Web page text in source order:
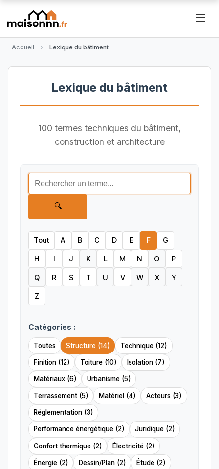
Accueil Lexique du bâtiment
Lexique du bâtiment
100 termes techniques du bâtiment,
construction et architecture
🔍
Tout A B C D E F G
H I J K L M N O P
Q R S T U V W X Y
Z
Catégories :
Toutes Structure (14) Technique (12)
Finition (12) Toiture (10) Isolation (7)
Matériaux (6) Urbanisme (5)
Terrassement (5) Matériel (4) Acteurs (3)
Réglementation (3)
Performance énergétique (2) Juridique (2)
Confort thermique (2) Électricité (2)
Énergie (2) Dessin/Plan (2) Étude (2)